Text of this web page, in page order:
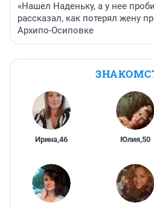
«Нашел Наденьку, а у нее
рассказал, как потерял жену
Архипо-Осиповке
Ирина,46 Юлия,50